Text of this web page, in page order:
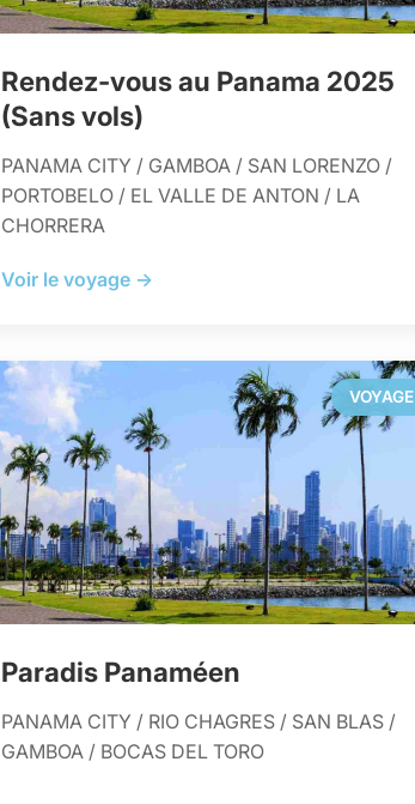
Rendez-vous au Panama 2025
(Sans vols)
PANAMA CITY / GAMBOA / SAN LORENZO /
PORTOBELO / EL VALLE DE ANTON / LA
CHORRERA
Voir le voyage →
VOYAGE
Paradis Panaméen
PANAMA CITY / RIO CHAGRES / SAN BLAS /
GAMBOA / BOCAS DEL TORO